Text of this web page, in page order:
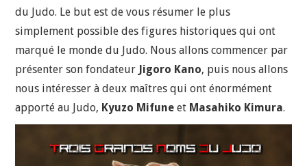
du Judo. Le but est de vous résumer le plus
simplement possible des figures historiques qui ont
marqué le monde du Judo. Nous allons commencer par
présenter son fondateur Jigoro Kano, puis nous allons
nous intéresser à deux maîtres qui ont énormément
apporté au Judo, Kyuzo Mifune et Masahiko Kimura.